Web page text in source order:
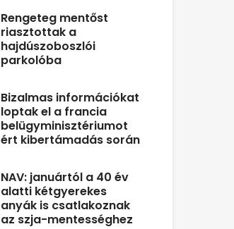
Rengeteg mentőst
riasztottak a
hajdúszoboszlói
parkolóba
Bizalmas információkat
loptak el a francia
belügyminisztériumot
ért kibertámadás során
NAV: januártól a 40 év
alatti kétgyerekes
anyák is csatlakoznak
az szja-mentességhez